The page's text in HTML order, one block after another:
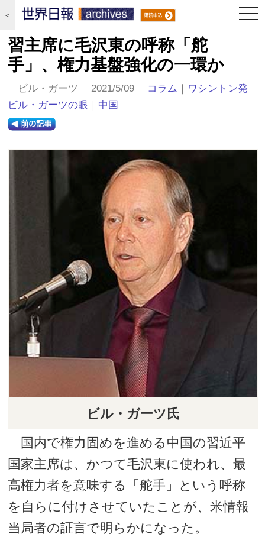
＜
習主席に毛沢東の呼称「舵
手」、権力基盤強化の一環か
ビル・ガーツ 2021/5/09 コラム ｜ ワシントン発
ビル・ガーツの眼 ｜ 中国
ビル・ガーツ氏
国内で権力固めを進める中国の習近平
国家主席は、かつて毛沢東に使われ、最
高権力者を意味する「舵手」という呼称
を自らに付けさせていたことが、米情報
当局者の証言で明らかになった。